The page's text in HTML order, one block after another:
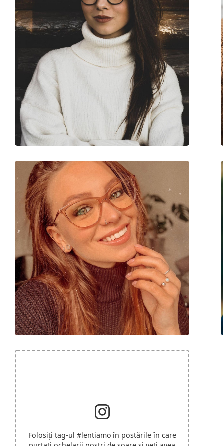
Balama flexibilă:
Da
Accesorii
Da
Lavetă pentru curățat:
Altele
Sex:
Bărbați
Categorie:
Ochelari de vedere
Brand:
David Beckham
Cod:
DB 1018 807 20 49
Folosiți tag-ul #lentiamo în postările în care